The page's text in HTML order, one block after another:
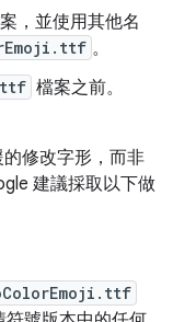
，並使用其他名
。
檔案之前。
的修改字形，而非
建議採取以下做